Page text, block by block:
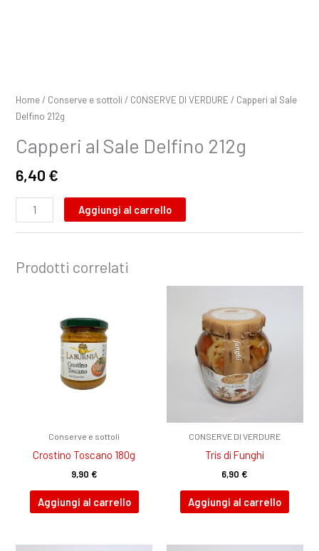
Home / Conserve e sottoli / CONSERVE DI VERDURE / Capperi al Sale
Delfino 212g
Capperi al Sale Delfino 212g
6,40 €
Aggiungi al carrello
Prodotti correlati
Conserve e sottoli
Crostino Toscano 180g
9,90 €
Aggiungi al carrello
CONSERVE DI VERDURE
Tris di Funghi
6,90 €
Aggiungi al carrello